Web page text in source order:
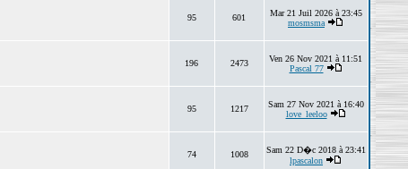
95 601
Mar 21 Juil 2026 à 23:45
mosmsma
196 2473
Ven 26 Nov 2021 à 11:51
Pascal 77
95 1217
Sam 27 Nov 2021 à 16:40
love_leeloo
74 1008
Sam 22 D�c 2018 à 23:41
lpascalon